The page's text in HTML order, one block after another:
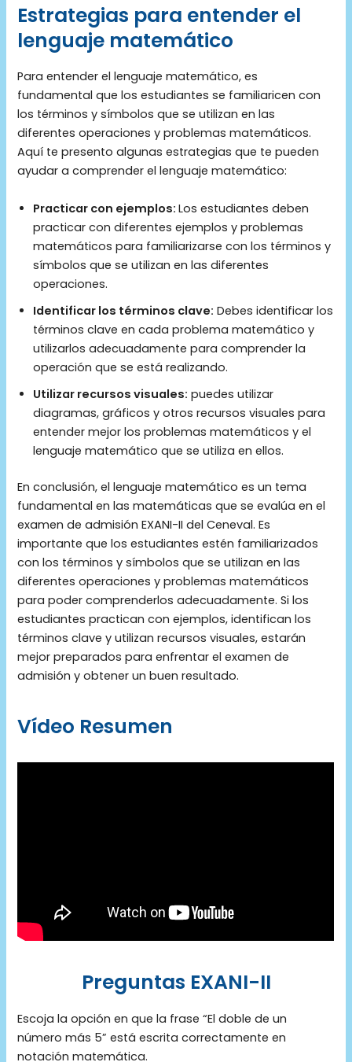
Estrategias para entender el
lenguaje matemático
Para entender el lenguaje matemático, es
fundamental que los estudiantes se familiaricen con
los términos y símbolos que se utilizan en las
diferentes operaciones y problemas matemáticos.
Aquí te presento algunas estrategias que te pueden
ayudar a comprender el lenguaje matemático:
Practicar con ejemplos:Los estudiantes deben
practicar con diferentes ejemplos y problemas
matemáticos para familiarizarse con los términos y
símbolos que se utilizan en las diferentes
operaciones.
Identificar los términos clave: Debes identificar los
términos clave en cada problema matemático y
utilizarlos adecuadamente para comprender la
operación que se está realizando.
Utilizar recursos visuales: puedes utilizar
diagramas, gráficos y otros recursos visuales para
entender mejor los problemas matemáticos y el
lenguaje matemático que se utiliza en ellos.
En conclusión, el lenguaje matemático es un tema
fundamental en las matemáticas que se evalúa en el
examen de admisión EXANI-II del Ceneval. Es
importante que los estudiantes estén familiarizados
con los términos y símbolos que se utilizan en las
diferentes operaciones y problemas matemáticos
para poder comprenderlos adecuadamente. Si los
estudiantes practican con ejemplos, identifican los
términos clave y utilizan recursos visuales, estarán
mejor preparados para enfrentar el examen de
admisión y obtener un buen resultado.
Vídeo Resumen
Preguntas EXANI-II
Escoja la opción en que la frase “El doble de un
número más 5” está escrita correctamente en
notación matemática.